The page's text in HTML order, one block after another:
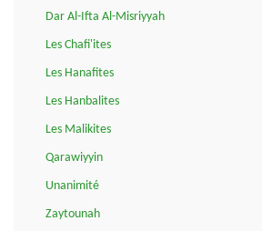
Dar Al-Ifta Al-Misriyyah
Les Chafi'ites
Les Hanafites
Les Hanbalites
Les Malikites
Qarawiyyin
Unanimité
Zaytounah